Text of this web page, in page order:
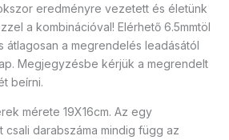
eredményre vezetett és életünk
a kombinációval! Elérhető 6.5mmtöl
átlagosan a megrendelés leadásától
Megjegyzésbe kérjük a megrendelt
beírni.
mérete 19X16cm. Az egy
darabszáma mindig függ az